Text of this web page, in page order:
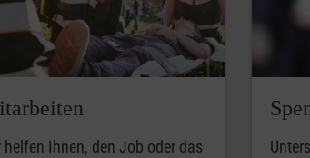
helfen Ihnen, den Job oder das